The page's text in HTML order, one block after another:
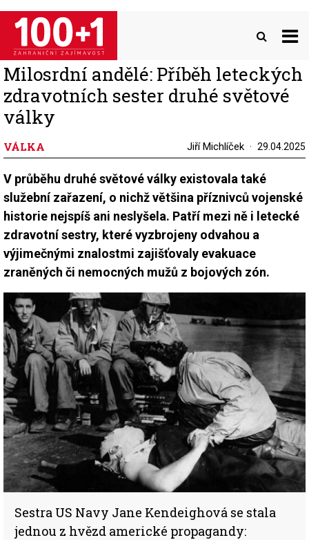
Přejít
hlavnímu
obsahu
Milosrdní andělé: Příběh leteckých
zdravotních sester druhé světové
války
VÁLKA Jiří Michlíček 29.04.2025
V průběhu druhé světové války existovala také
služební zařazení, o nichž většina příznivců vojenské
historie nejspíš ani neslyšela. Patří mezi ně i letecké
zdravotní sestry, které vyzbrojeny odvahou a
výjimečnými znalostmi zajišťovaly evakuace
zraněných či nemocných mužů z bojových zón.
Sestra US Navy Jane Kendeighová se stala
jednou z hvězd americké propagandy: